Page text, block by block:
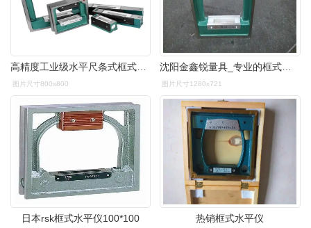
图片尺寸800x800 图片尺寸1280x721
日本rsk框式水平仪100*100 热销框式水平仪